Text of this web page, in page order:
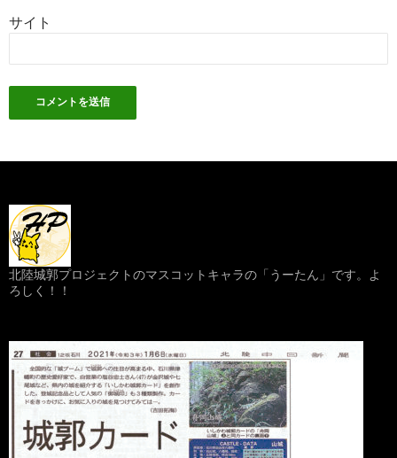
サイト
北陸城郭プロジェクトのマスコットキャラの「うーたん」です。よ
ろしく！！